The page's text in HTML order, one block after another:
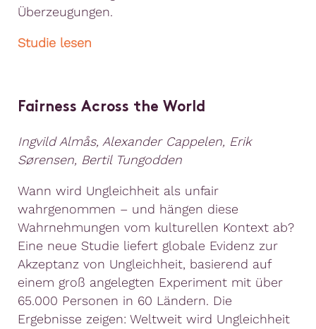
Überzeugungen.
Studie lesen
Fairness Across the World
Ingvild Almås, Alexander Cappelen, Erik
Sørensen, Bertil Tungodden
Wann wird Ungleichheit als unfair
wahrgenommen – und hängen diese
Wahrnehmungen vom kulturellen Kontext ab?
Eine neue Studie liefert globale Evidenz zur
Akzeptanz von Ungleichheit, basierend auf
einem groß angelegten Experiment mit über
65.000 Personen in 60 Ländern. Die
Ergebnisse zeigen: Weltweit wird Ungleichheit